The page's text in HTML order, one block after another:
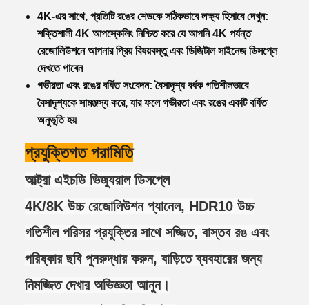
4K-এর সাথে, প্রতিটি রঙের শেডকে সঠিকভাবে লক্ষ্য হিসাবে দেখুন:
শক্তিশালী 4K আপস্কেলিং নিশ্চিত করে যে আপনি 4K পর্যন্ত
রেজোলিউশনে আপনার প্রিয় বিষয়বস্তু এবং ডিজিটাল সাইনেজ ডিসপ্লে
দেখতে পাবেন
গভীরতা এবং রঙের বর্ধিত সংবেদন: বৈসাদৃশ্য বর্ধক গতিশীলভাবে
বৈসাদৃশ্যকে সামঞ্জস্য করে, যার ফলে গভীরতা এবং রঙের একটি বর্ধিত
অনুভূতি হয়
প্রযুক্তিগত পরামিতি
আল্ট্রা এইচডি ভিজ্যুয়াল ডিসপ্লে
4K/8K উচ্চ রেজোলিউশন প্যানেল, HDR10 উচ্চ
গতিশীল পরিসর প্রযুক্তির সাথে সজ্জিত, বাস্তব রঙ এবং
পরিষ্কার ছবি পুনরুদ্ধার করুন, বাড়িতে ব্যবহারের জন্য
নিমজ্জিত দেখার অভিজ্ঞতা আনুন।